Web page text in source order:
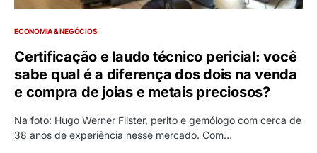
ECONOMIA & NEGÓCIOS
Certificação e laudo técnico pericial: você
sabe qual é a diferença dos dois na venda
e compra de joias e metais preciosos?
Na foto: Hugo Werner Flister, perito e gemólogo com cerca de
38 anos de experiência nesse mercado. Com…